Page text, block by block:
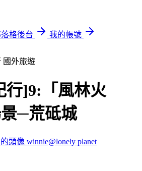
格後台
我的帳號
國外旅遊
行]9:「風林火
─荒砥城
winnie@lonely planet